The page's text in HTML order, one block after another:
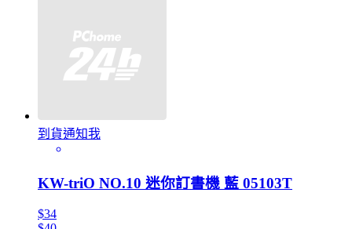
到貨通知我
KW-triO NO.10 迷你訂書機 藍 05103T
$34